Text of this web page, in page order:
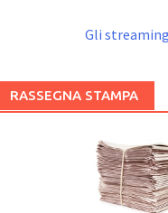
Gli streaming
RASSEGNA STAMPA